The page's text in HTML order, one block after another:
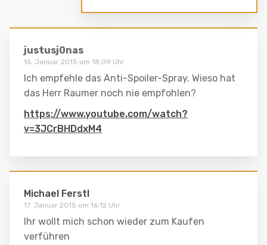
justusj0nas
16. Januar 2015 um 18:09 Uhr
Ich empfehle das Anti-Spoiler-Spray. Wieso hat
das Herr Raumer noch nie empfohlen?
https://www.youtube.com/watch?
v=3JCrBHDdxM4
Michael Ferstl
17. Januar 2015 um 16:12 Uhr
Ihr wollt mich schon wieder zum Kaufen
verführen